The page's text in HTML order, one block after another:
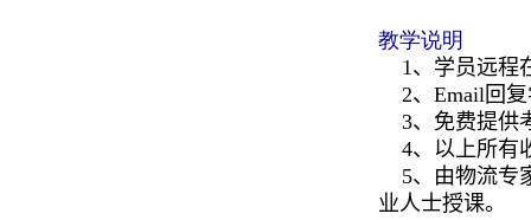
教学说明
1、学员远程
2、 Email回
3、免费提供
4、以上所有
5、由物流专
业人士授课。